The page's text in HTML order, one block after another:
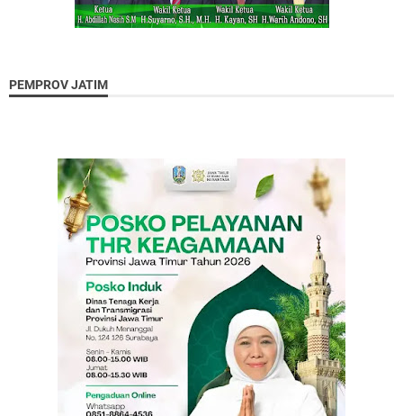
PEMPROV JATIM